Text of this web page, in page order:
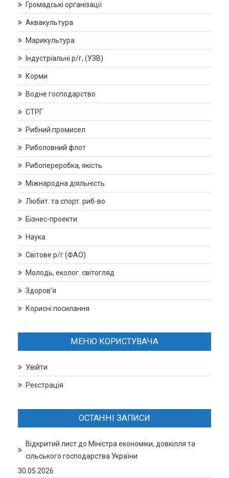
Громадські організації
Аквакультура
Марикультура
Індустріальні р/г, (УЗВ)
Корми
Водне господарство
СТРГ
Рибний промисел
Риболовний флот
Рибопереробка, якість
Міжнародна діяльність
Любит. та спорт. риб-во
Бізнес-проекти
Наука
Світове р/г (ФАО)
Молодь, еколог. світогляд
Здоров’я
Корисні посилання
МЕНЮ КОРИСТУВАЧА
Увійти
Реєстрація
ОСТАННІ ЗАПИСИ
Відкритий лист до Міністра економіки, довкілля та
сільського господарства України
30.05.2026